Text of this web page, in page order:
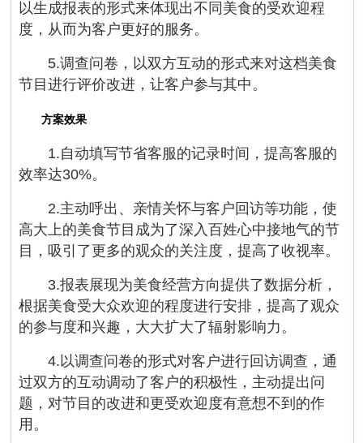
以生成报表的形式来体现出不同美食的受欢迎程
度，从而为客户更好的服务。
5.调查问卷，以双方互动的形式来对这档美食
节目进行评价改进，让客户参与其中。
方案效果
1.自动填写节省客服的记录时间，提高客服的
效率达30%。
2.主动呼出、亲情关怀与客户回访等功能，使
高大上的美食节目成为了深入百姓心中接地气的节
目，吸引了更多的观众的关注度，提高了收视率。
3.报表展现为美食经营方向提供了数据分析，
根据美食受大众欢迎的程度进行安排，提高了观众
的参与度和兴趣，大大扩大了辐射影响力。
4.以调查问卷的形式对客户进行回访调查，通
过双方的互动调动了客户的积极性，主动提出问
题，对节目的改进和更受欢迎度有意想不到的作
用。